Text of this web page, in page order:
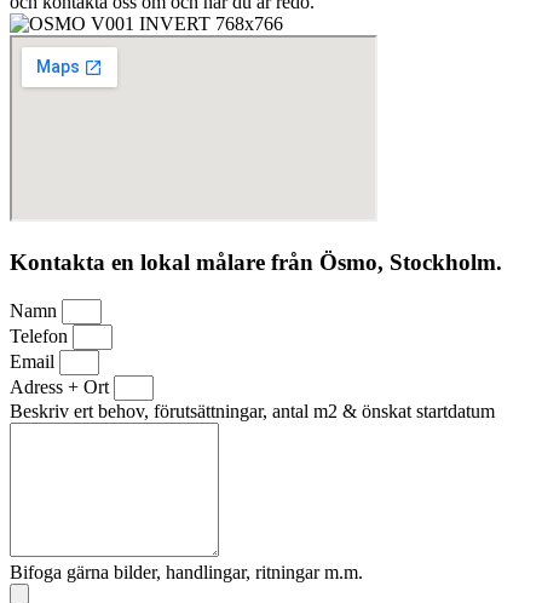
Kontakta en lokal målare från Ösmo, Stockholm.
Namn
Telefon
Email
Adress + Ort
Beskriv ert behov, förutsättningar, antal m2 & önskat startdatum
Bifoga gärna bilder, handlingar, ritningar m.m.